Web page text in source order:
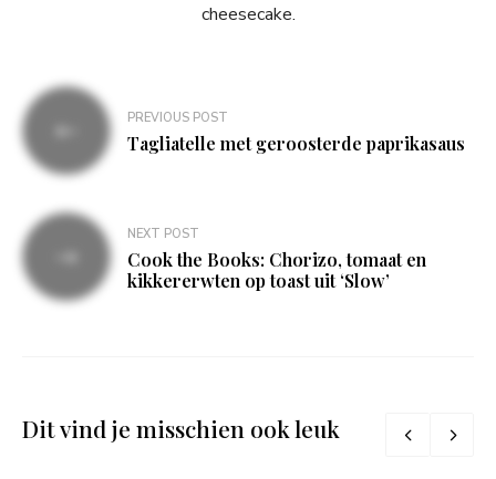
cheesecake.
Bericht
navigatie
PREVIOUS POST
Tagliatelle met geroosterde paprikasaus
NEXT POST
Cook the Books: Chorizo, tomaat en
kikkererwten op toast uit ‘Slow’
Dit vind je misschien ook leuk